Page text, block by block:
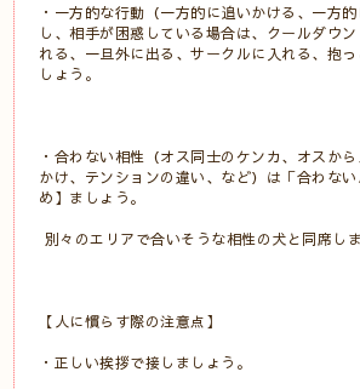
・一方的な行動（一方的に追いかける、一方
し、相手が困惑している場合は、クールダウ
れる、一旦外に出る、サークルに入れる、抱
しょう。
・合わない相性（オス同士のケンカ、オスか
かけ、テンションの違い、など）は「合わな
め】ましょう。
別々のエリアで合いそうな相性の犬と同席しま
【人に慣らす際の注意点】
・正しい挨拶で接しましょう。